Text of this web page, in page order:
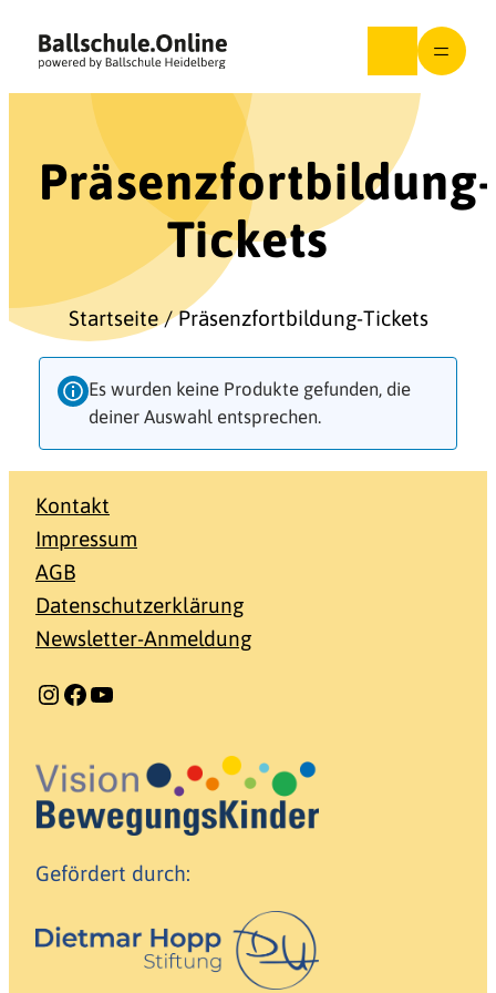
Inhalt
springen
Präsenzfortbildung-
Tickets
Startseite/ Präsenzfortbildung-Tickets
Es wurden keine Produkte gefunden, die
deiner Auswahl entsprechen.
Kontakt
Impressum
AGB
Datenschutzerklärung
Newsletter-Anmeldung
Instagram Facebook YouTube
Gefördert durch: